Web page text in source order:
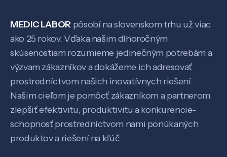
Veda a výskum
Pôsobenie
MEDIC LABOR pôsobí na slovenskom trhu už viac
ako 25 rokov. Vďaka našim dlhoročným
skúsenostiam rozumieme jedinečným potrebám a
výzvam zákazníkov a dokážeme ich adresovať
prostredníctvom našich inovatívnych riešení.
Našim cieľom je pomôcť zákazníkom a partnerom
zlepšiť efektivitu, produktivitu a konkurencie-
schopnosť prostredníctvom nami ponúkaných
produktov a riešení na kľúč.